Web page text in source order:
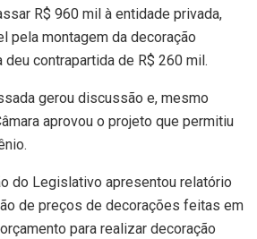
R$ 960 mil à entidade privada,
pela montagem da decoração
deu contrapartida de R$ 260 mil.
gerou discussão e, mesmo
aprovou o projeto que permitiu
do Legislativo apresentou relatório
de preços de decorações feitas em
para realizar decoração